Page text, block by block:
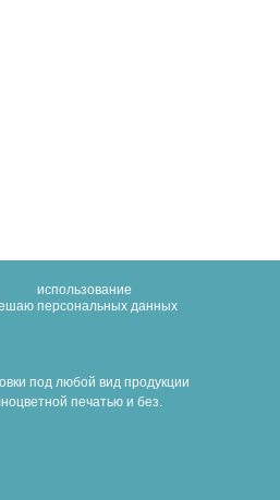
использование
персональных данных
под любой вид продукции
печатью и без.